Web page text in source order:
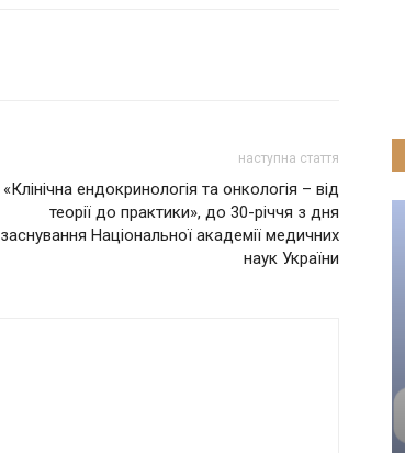
наступна стаття
«Клінічна ендокринологія та онкологія – від
теорії до практики», до 30-річчя з дня
заснування Національної академії медичних
наук України